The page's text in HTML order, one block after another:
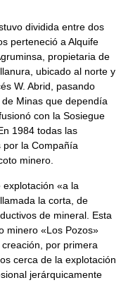
dividida entre dos
perteneció a Alquife
propietaria de
ubicado al norte y
W. Abrid, pasando
Minas que dependía
con la Sosiegue
1984 todas las
por la Compañía
minero.
«a la
la corta, de
de mineral. Esta
minero «Los Pozos»
por primera
cerca de la explotación
jerárquicamente